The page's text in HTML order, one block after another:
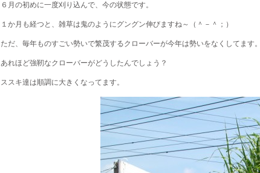
６月の初めに一度刈り込んで、今の状態です。
１か月も経つと、雑草は鬼のようにグングン伸びますね～（＾－＾；）
ただ、毎年ものすごい勢いで繁茂するクローバーが今年は勢いをなくしてます。
あれほど強靭なクローバーがどうしたんでしょう？
ススキ達は順調に大きくなってます。